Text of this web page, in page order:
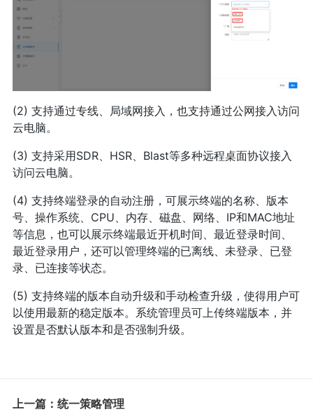
(2) 支持通过专线、局域网接入，也支持通过公网接入访问
云电脑。
(3) 支持采用SDR、HSR、Blast等多种远程桌面协议接入
访问云电脑。
(4) 支持终端登录的自动注册，可展示终端的名称、版本
号、操作系统、CPU、内存、磁盘、网络、IP和MAC地址
等信息，也可以展示终端最近开机时间、最近登录时间、
最近登录用户，还可以管理终端的已离线、未登录、已登
录、已连接等状态。
(5) 支持终端的版本自动升级和手动检查升级，使得用户可
以使用最新的稳定版本。系统管理员可上传终端版本，并
设置是否默认版本和是否强制升级。
上一篇：统一策略管理